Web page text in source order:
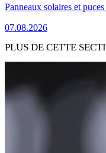
Panneaux solaires et
07.08.2026
PLUS DE CETTE